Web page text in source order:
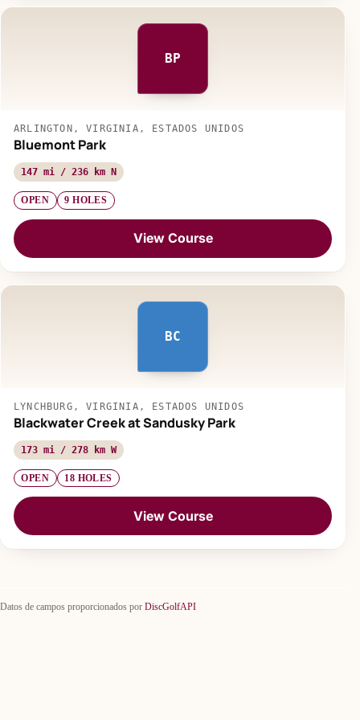
BP
ARLINGTON, VIRGINIA, ESTADOS UNIDOS
Bluemont Park
147 mi / 236 km N
OPEN 9 HOLES
View Course
BC
LYNCHBURG, VIRGINIA, ESTADOS UNIDOS
Blackwater Creek at Sandusky Park
173 mi / 278 km W
OPEN 18 HOLES
View Course
Datos de campos proporcionados por DiscGolfAPI